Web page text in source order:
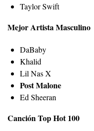
Taylor Swift
Mejor Artista Masculino
DaBaby
Khalid
Lil Nas X
Post Malone
Ed Sheeran
Canción Top Hot 100